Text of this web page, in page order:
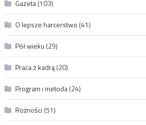
Gazeta(103)
O lepsze harcerstwo (41)
Pół wieku (29)
Praca z kadrą(20)
Program i metoda(24)
Rożności (51)